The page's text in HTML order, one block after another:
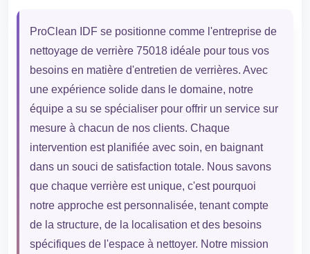
ProClean IDF se positionne comme l'entreprise de
nettoyage de verrière 75018 idéale pour tous vos
besoins en matière d'entretien de verrières. Avec
une expérience solide dans le domaine, notre
équipe a su se spécialiser pour offrir un service sur
mesure à chacun de nos clients. Chaque
intervention est planifiée avec soin, en baignant
dans un souci de satisfaction totale. Nous savons
que chaque verrière est unique, c'est pourquoi
notre approche est personnalisée, tenant compte
de la structure, de la localisation et des besoins
spécifiques de l'espace à nettoyer. Notre mission